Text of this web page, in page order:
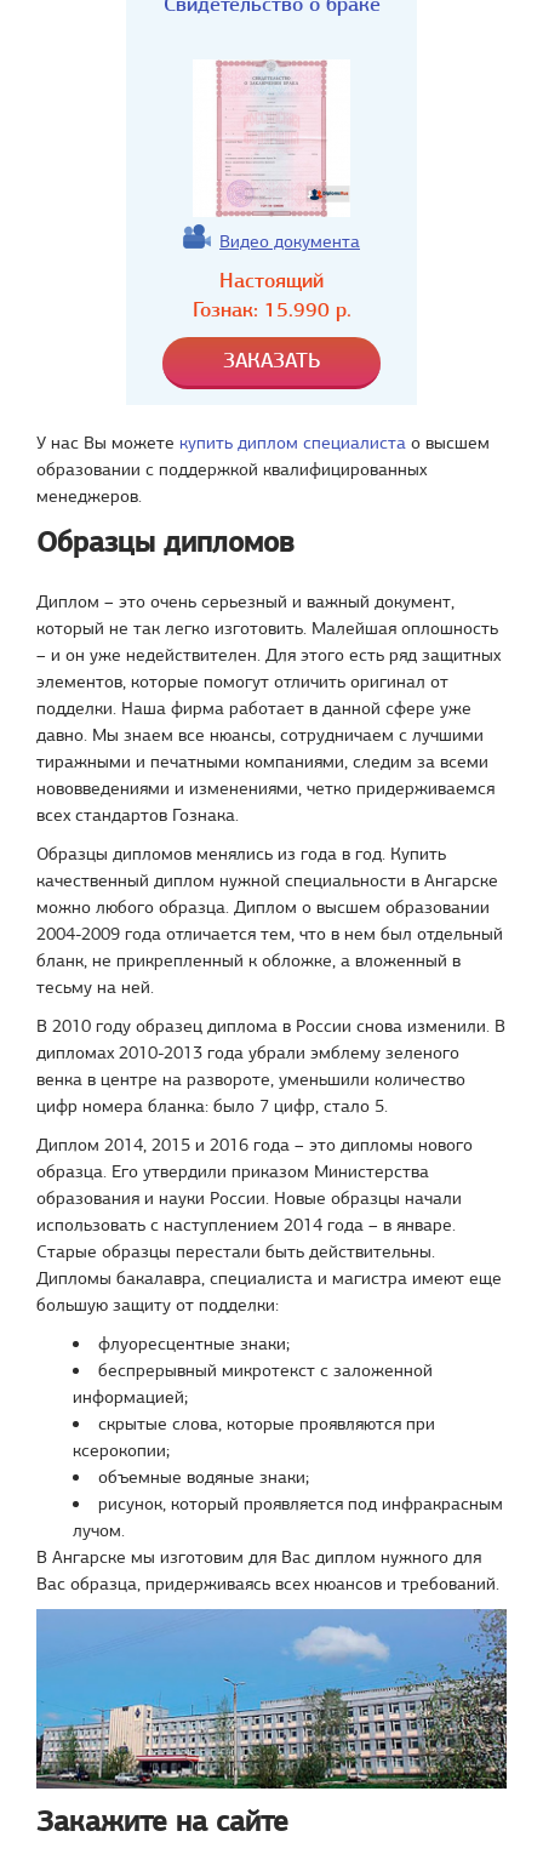
Видео документа
Настоящий
Гознак: 15.990р.
У нас Вы можете купить диплом специалиста о высшем
образовании с поддержкой квалифицированных
менеджеров.
Образцы дипломов
Диплом – это очень серьезный и важный документ,
который не так легко изготовить. Малейшая оплошность
– и он уже недействителен. Для этого есть ряд защитных
элементов, которые помогут отличить оригинал от
подделки. Наша фирма работает в данной сфере уже
давно. Мы знаем все нюансы, сотрудничаем с лучшими
тиражными и печатными компаниями, следим за всеми
нововведениями и изменениями, четко придерживаемся
всех стандартов Гознака.
Образцы дипломов менялись из года в год. Купить
качественный диплом нужной специальности в Ангарске
можно любого образца. Диплом о высшем образовании
2004-2009 года отличается тем, что в нем был отдельный
бланк, не прикрепленный к обложке, а вложенный в
тесьму на ней.
В 2010 году образец диплома в России снова изменили. В
дипломах 2010-2013 года убрали эмблему зеленого
венка в центре на развороте, уменьшили количество
цифр номера бланка: было 7 цифр, стало 5.
Диплом 2014, 2015 и 2016 года – это дипломы нового
образца. Его утвердили приказом Министерства
образования и науки России. Новые образцы начали
использовать с наступлением 2014 года – в январе.
Старые образцы перестали быть действительны.
Дипломы бакалавра, специалиста и магистра имеют еще
большую защиту от подделки:
флуоресцентные знаки;
беспрерывный микротекст с заложенной
информацией;
скрытые слова, которые проявляются при
ксерокопии;
объемные водяные знаки;
рисунок, который проявляется под инфракрасным
лучом.
В Ангарске мы изготовим для Вас диплом нужного для
Вас образца, придерживаясь всех нюансов и требований.
Закажите на сайте